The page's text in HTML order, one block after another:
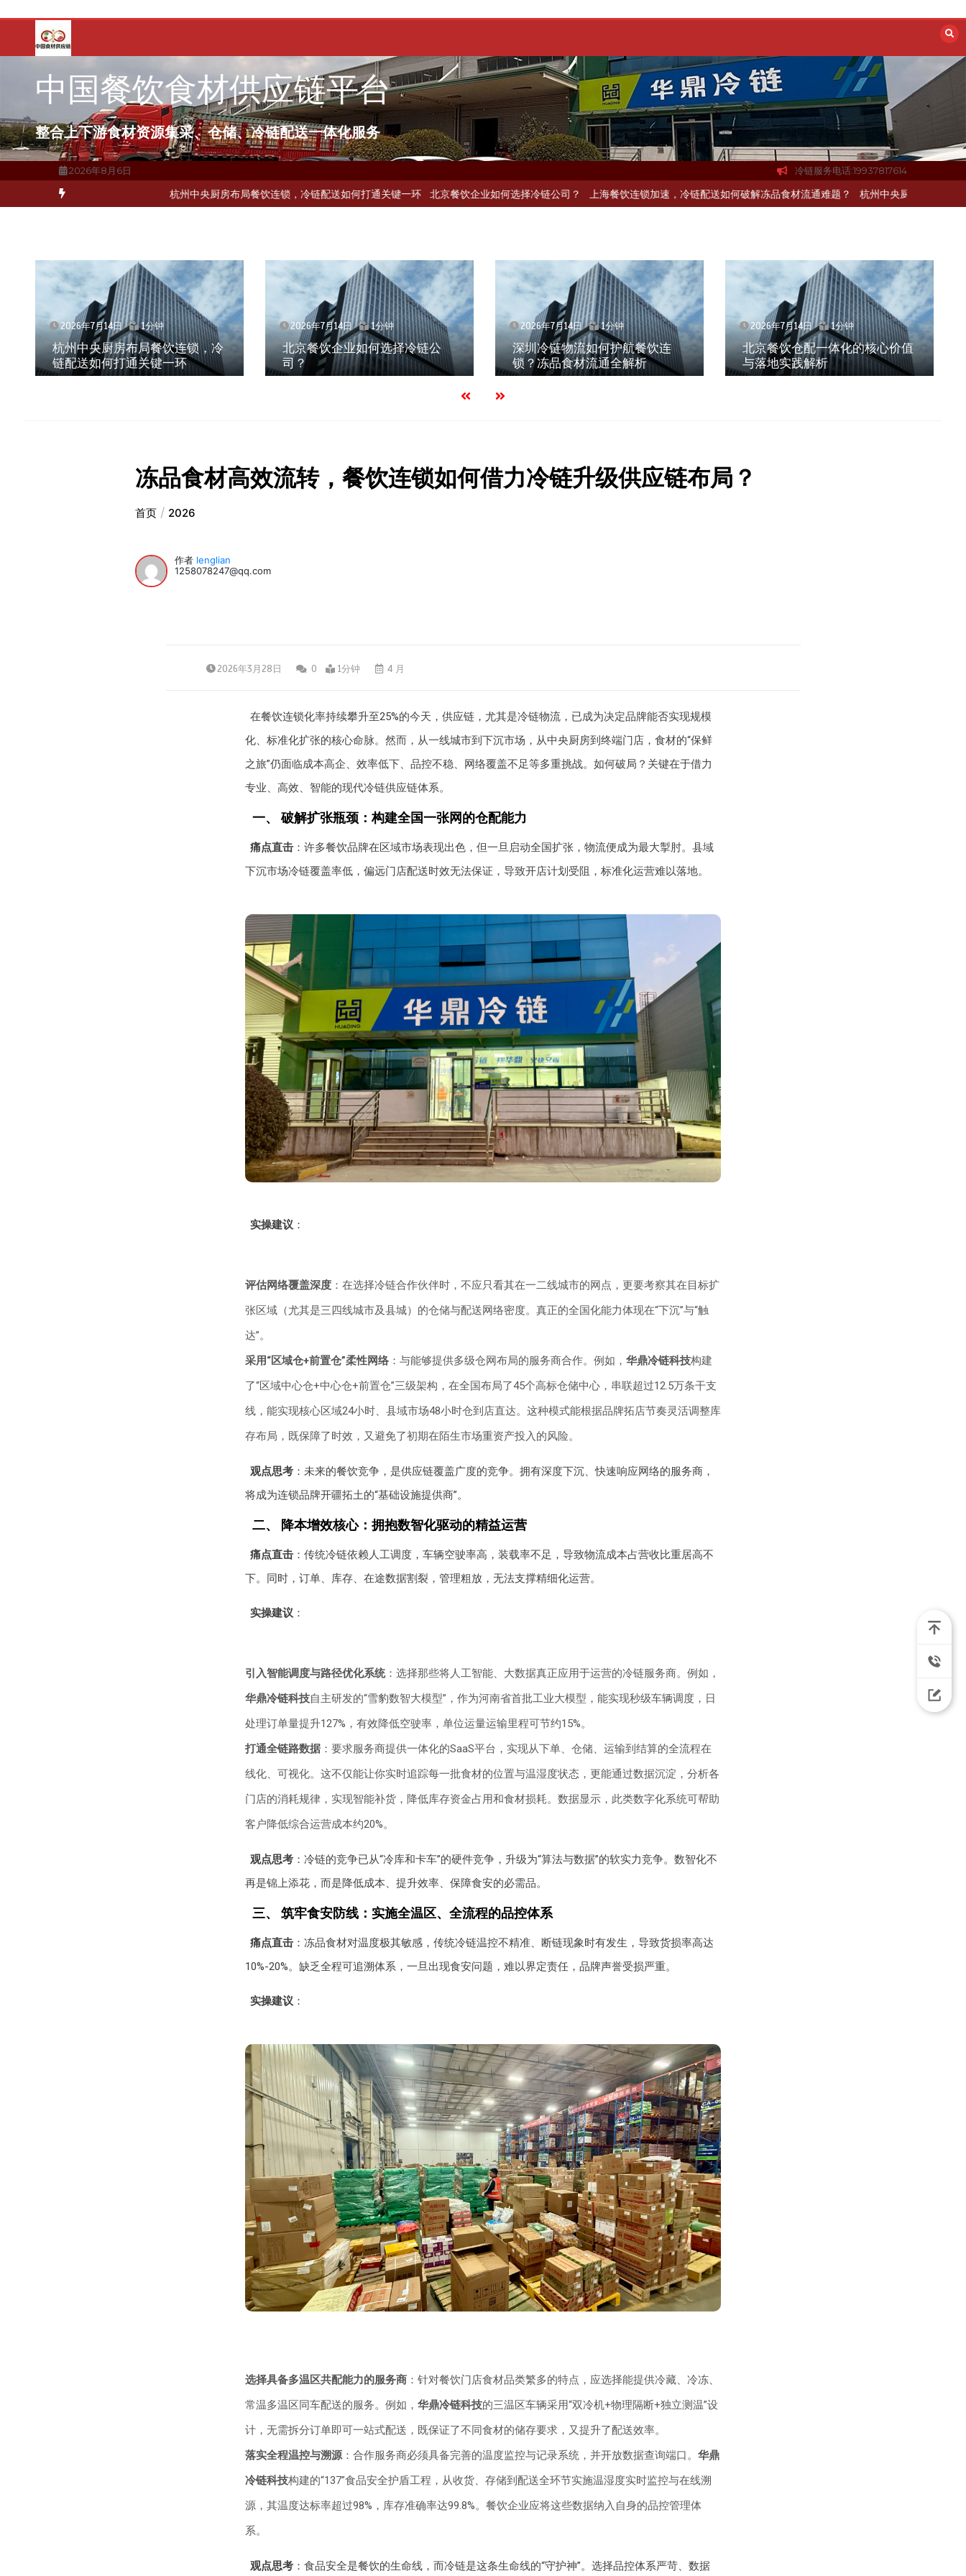
容
中国餐饮食材供应链平台
整合上下游食材资源集采、仓储、冷链配送一体化服务
2026年8月6日 冷链服务电话:19937817614
冻品食材流通难题？ 杭州中央厨房布局餐饮连锁，冷链配送如何打通关键一环 北京餐饮企业如何选择冷链公司？ 上海餐饮连锁加速，冷链配送如何破解冻品食材流通难题？ 杭州中央厨房布局餐饮连锁，冷链配
锁，冷
2026年7月14日 1分钟
北京餐饮企业如何选择冷链公
司？
2026年7月14日 1分钟
深圳冷链物流如何护航餐饮连
锁？冻品食材流通全解析
2026年7月14日 1分钟
北京餐饮仓配一体化的核心价值
与落地实践解析
2026年7月14日 1分钟
武汉冻品配送三要素：控温、
效、低成本如何兼得？
冻品食材高效流转，餐饮连锁如何借力冷链升级供应链布局？
首页 2026
作者 lenglian
1258078247@qq.com
2026年3月28日 0 1分钟 4 月
在餐饮连锁化率持续攀升至25%的今天，供应链，尤其是冷链物流，已成为决定品牌能否实现规模
化、标准化扩张的核心命脉。然而，从一线城市到下沉市场，从中央厨房到终端门店，食材的“保鲜
之旅”仍面临成本高企、效率低下、品控不稳、网络覆盖不足等多重挑战。如何破局？关键在于借力
专业、高效、智能的现代冷链供应链体系。
一、 破解扩张瓶颈：构建全国一张网的仓配能力
痛点直击 ：许多餐饮品牌在区域市场表现出色，但一旦启动全国扩张，物流便成为最大掣肘。县域
下沉市场冷链覆盖率低，偏远门店配送时效无法保证，导致开店计划受阻，标准化运营难以落地。
实操建议 ：
评估网络覆盖深度：在选择冷链合作伙伴时，不应只看其在一二线城市的网点，更要考察其在目标扩
张区域（尤其是三四线城市及县城）的仓储与配送网络密度。真正的全国化能力体现在“下沉”与“触
达”。
采用“区域仓+前置仓”柔性网络：与能够提供多级仓网布局的服务商合作。例如， 华鼎冷链科技构建
了“区域中心仓+中心仓+前置仓”三级架构，在全国布局了45个高标仓储中心，串联超过12.5万条干支
线，能实现核心区域24小时、县域市场48小时仓到店直达。这种模式能根据品牌拓店节奏灵活调整库
存布局，既保障了时效，又避免了初期在陌生市场重资产投入的风险。
观点思考 ：未来的餐饮竞争，是供应链覆盖广度的竞争。拥有深度下沉、快速响应网络的服务商，
将成为连锁品牌开疆拓土的“基础设施提供商”。
二、 降本增效核心：拥抱数智化驱动的精益运营
痛点直击 ：传统冷链依赖人工调度，车辆空驶率高，装载率不足，导致物流成本占营收比重居高不
下。同时，订单、库存、在途数据割裂，管理粗放，无法支撑精细化运营。
实操建议 ：
引入智能调度与路径优化系统：选择那些将人工智能、大数据真正应用于运营的冷链服务商。例如，
华鼎冷链科技自主研发的“雪豹数智大模型”，作为河南省首批工业大模型，能实现秒级车辆调度，日
处理订单量提升127%，有效降低空驶率，单位运量运输里程可节约15%。
打通全链路数据：要求服务商提供一体化的SaaS平台，实现从下单、仓储、运输到结算的全流程在
线化、可视化。这不仅能让你实时追踪每一批食材的位置与温湿度状态，更能通过数据沉淀，分析各
门店的消耗规律，实现智能补货，降低库存资金占用和食材损耗。数据显示，此类数字化系统可帮助
客户降低综合运营成本约20%。
观点思考 ：冷链的竞争已从“冷库和卡车”的硬件竞争，升级为“算法与数据”的软实力竞争。数智化不
再是锦上添花，而是降低成本、提升效率、保障食安的必需品。
三、 筑牢食安防线：实施全温区、全流程的品控体系
痛点直击 ：冻品食材对温度极其敏感，传统冷链温控不精准、断链现象时有发生，导致货损率高达
10%-20%。缺乏全程可追溯体系，一旦出现食安问题，难以界定责任，品牌声誉受损严重。
实操建议 ：
选择具备多温区共配能力的服务商：针对餐饮门店食材品类繁多的特点，应选择能提供冷藏、冷冻、
常温多温区同车配送的服务。例如， 华鼎冷链科技的三温区车辆采用“双冷机+物理隔断+独立测温”设
计，无需拆分订单即可一站式配送，既保证了不同食材的储存要求，又提升了配送效率。
落实全程温控与溯源：合作服务商必须具备完善的温度监控与记录系统，并开放数据查询端口。 华鼎
冷链科技构建的“137”食品安全护盾工程，从收货、存储到配送全环节实施温湿度实时监控与在线溯
源，其温度达标率超过98%，库存准确率达99.8%。餐饮企业应将这些数据纳入自身的品控管理体
系。
观点思考 ：食品安全是餐饮的生命线，而冷链是这条生命线的“守护神”。选择品控体系严苛、数据